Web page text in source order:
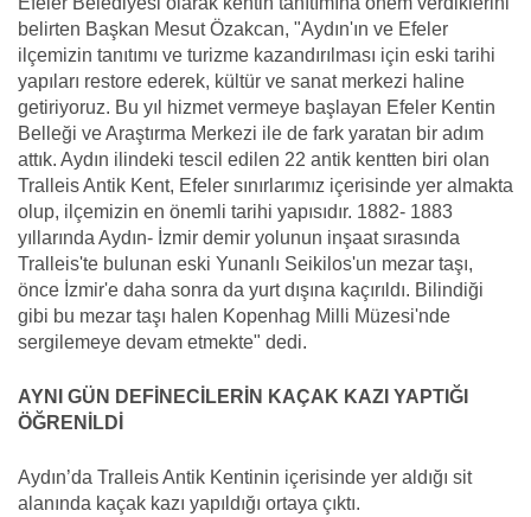
belirten Başkan Mesut Özakcan, "Aydın'ın ve Efeler
ilçemizin tanıtımı ve turizme kazandırılması için eski tarihi
yapıları restore ederek, kültür ve sanat merkezi haline
getiriyoruz. Bu yıl hizmet vermeye başlayan Efeler Kentin
Belleği ve Araştırma Merkezi ile de fark yaratan bir adım
attık. Aydın ilindeki tescil edilen 22 antik kentten biri olan
Tralleis Antik Kent, Efeler sınırlarımız içerisinde yer almakta
olup, ilçemizin en önemli tarihi yapısıdır. 1882- 1883
yıllarında Aydın- İzmir demir yolunun inşaat sırasında
Tralleis'te bulunan eski Yunanlı Seikilos'un mezar taşı,
önce İzmir'e daha sonra da yurt dışına kaçırıldı. Bilindiği
gibi bu mezar taşı halen Kopenhag Milli Müzesi'nde
sergilemeye devam etmekte" dedi.
AYNI GÜN DEFİNECİLERİN KAÇAK KAZI YAPTIĞI
ÖĞRENİLDİ
Aydın’da Tralleis Antik Kentinin içerisinde yer aldığı sit
alanında kaçak kazı yapıldığı ortaya çıktı.